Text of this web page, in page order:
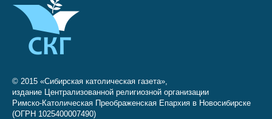
© 2015 «Сибирская католическая газета»,
издание Централизованной религиозной организации
Римско-Католическая Преображенская Епархия в Новосибирске
(ОГРН 1025400007490)